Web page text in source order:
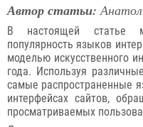
Автор статьи:
В настоящей статье
популярность языков
моделью искусственного
года. Используя
самые распространенные
интерфейсах сайтов,
просматриваемых